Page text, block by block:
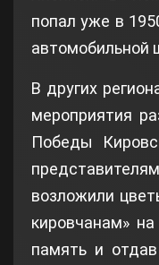
попал уже в
автомобильной
В других
мероприятия
Победы
возложили
кировчанам»
память и